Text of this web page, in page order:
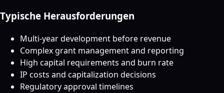
Typische Herausforderungen
Multi-year development before revenue
Complex grant management and reporting
High capital requirements and burn rate
IP costs and capitalization decisions
Regulatory approval timelines